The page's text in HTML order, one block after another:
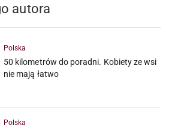
autora
Polska
50 kilometrów do poradni. Kobiety ze wsi
nie mają łatwo
Polska